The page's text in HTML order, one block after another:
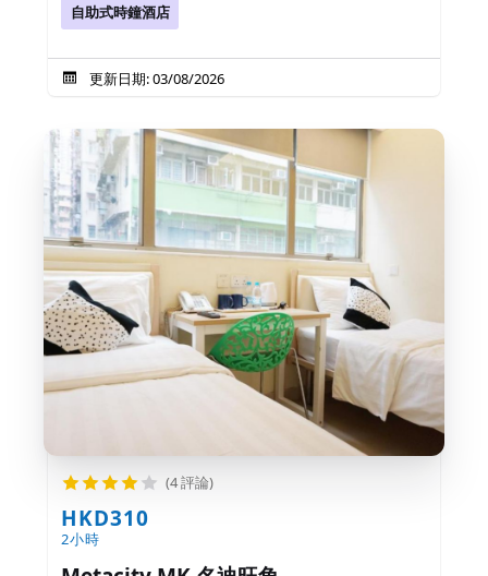
自助式時鐘酒店
更新日期: 03/08/2026
(4 評論)
HKD310
2小時